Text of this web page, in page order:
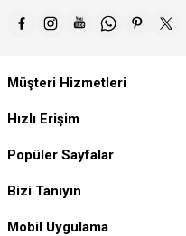
Müşteri Hizmetleri
Hızlı Erişim
Popüler Sayfalar
Bizi Tanıyın
Mobil Uygulama